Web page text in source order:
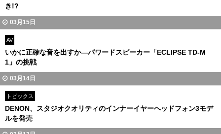
き!?
03月15日
AV
いかに正確な音を出すか—パワードスピーカー「ECLIPSE TD-M
1」の挑戦
03月14日
トピックス
DENON、スタジオクオリティのインナーイヤーヘッドフォン3モデ
ルを発売